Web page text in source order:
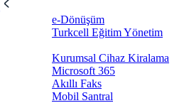
e-Dönüşüm
Turkcell Eğitim Yönetim
Kurumsal Cihaz Kiralama
Microsoft 365
Akıllı Faks
Mobil Santral